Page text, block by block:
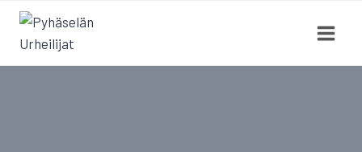
Siirry
sisältöön